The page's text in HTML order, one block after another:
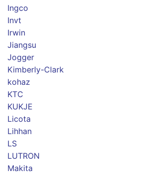
Ingco
Invt
Irwin
Jiangsu
Jogger
Kimberly-Clark
kohaz
KTC
KUKJE
Licota
Lihhan
LS
LUTRON
Makita